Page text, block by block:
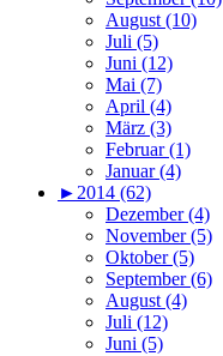
August (10)
Juli (5)
Juni (12)
Mai (7)
April (4)
März (3)
Februar (1)
Januar (4)
► 2014 (62)
Dezember (4)
November (5)
Oktober (5)
September (6)
August (4)
Juli (12)
Juni (5)